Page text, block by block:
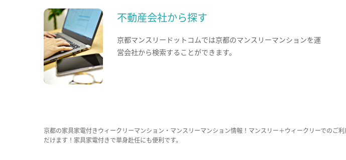
不動産会社から探す
京都マンスリードットコムでは京都のマンスリーマンションを運
営会社から検索することができます。
京都の家具家電付きウィークリーマンション・マンスリーマンション情報！マンスリー＋ウィークリーでの
だけます！家具家電付きで単身赴任にも便利です。